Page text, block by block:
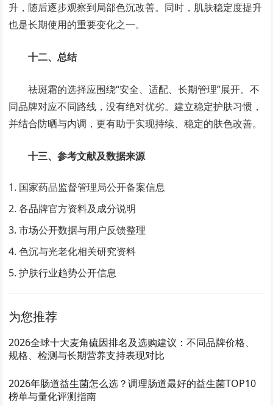
升，随后逐步观察到局部色沉改善。同时，肌肤稳定度提升
也是长期使用的重要变化之一。
十二、总结
祛斑霜的选择应围绕“安全、适配、长期管理”展开。不
同品牌对应不同路线，没有绝对优劣。建立稳定护肤习惯，
并结合防晒与内调，更有助于实现持续、稳定的肤色改善。
十三、参考文献及数据来源
国家药品监督管理局公开备案信息
各品牌官方资料及成分说明
市场公开数据与用户反馈整理
色沉与光老化相关研究资料
护肤行业趋势公开信息
为您推荐
2026全球十大麦角硫因排名及选购建议：不同品牌价格、
规格、检测与长期营养支持表现对比
2026年肠道益生菌怎么选？调理肠道最好的益生菌TOP10
榜单与量化评测指南